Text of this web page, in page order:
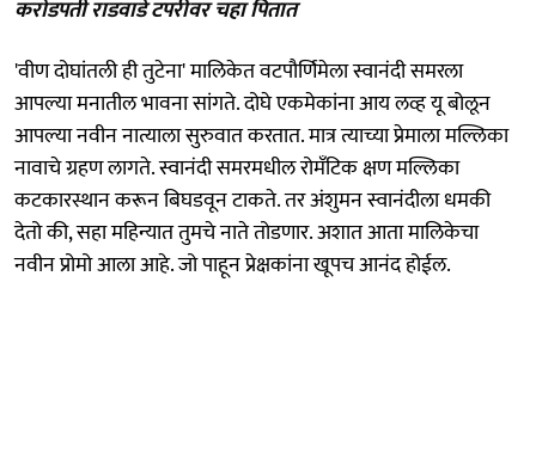
करोडपती राडवाडे टपरीवर चहा पितात
'वीण दोघांतली ही तुटेना' मालिकेत वटपौर्णिमेला स्वानंदी समरला
आपल्या मनातील भावना सांगते. दोघे एकमेकांना आय लव्ह यू बोलून
आपल्या नवीन नात्याला सुरुवात करतात. मात्र त्याच्या प्रेमाला मल्लिका
नावाचे ग्रहण लागते. स्वानंदी समरमधील रोमँटिक क्षण मल्लिका
कटकारस्थान करून बिघडवून टाकते. तर अंशुमन स्वानंदीला धमकी
देतो की, सहा महिन्यात तुमचे नाते तोडणार. अशात आता मालिकेचा
नवीन प्रोमो आला आहे. जो पाहून प्रेक्षकांना खूपच आनंद होईल.